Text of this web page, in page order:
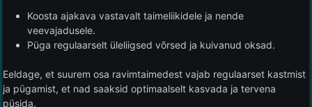
Koosta ajakava vastavalt taimeliikidele ja nende
veevajadusele.
Püga regulaarselt üleliigsed võrsed ja kuivanud oksad.
Eeldage, et suurem osa ravimtaimedest vajab regulaarset kastmist
ja pügamist, et nad saaksid optimaalselt kasvada ja tervena
püsida.